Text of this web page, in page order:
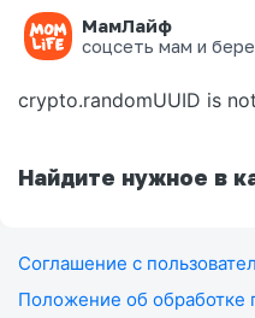
МамЛайф
соцсеть мам и
Ошибка на
crypto.randomUUID is
Найдите нужное в
Соглашение с
Положение об обработке